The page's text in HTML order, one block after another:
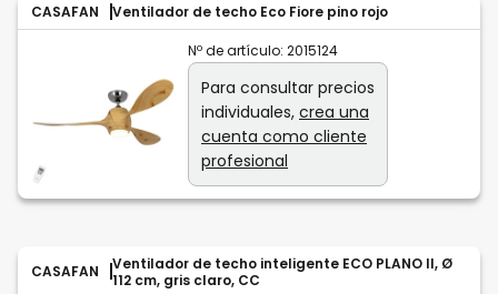
CASAFAN Ventilador de techo Eco Fiore pino rojo
Nº de artículo: 2015124
Para consultar precios
individuales, crea una
cuenta como cliente
profesional
CASAFAN
Ventilador de techo inteligente ECO PLANO II, Ø
112 cm, gris claro, CC